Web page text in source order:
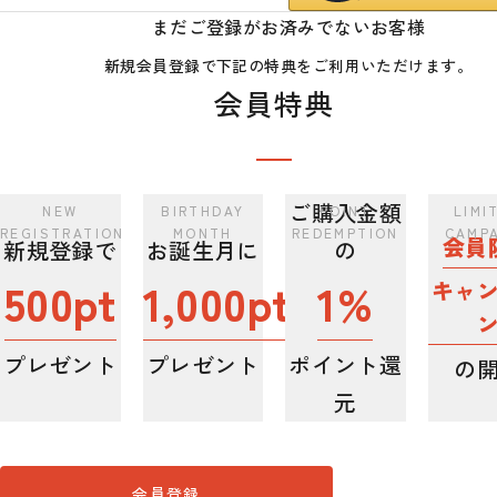
まだご登録がお済みでないお客様
新規会員登録で下記の特典をご利用いただけます。
会員特典
新規登録で
500pt
プレゼント
お誕生月に
1,000pt
プレゼント
ご購入金額
の
1%
ポイント還
元
会員
キャ
ン
の